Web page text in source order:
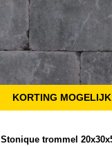
KORTING
Stonique trommel